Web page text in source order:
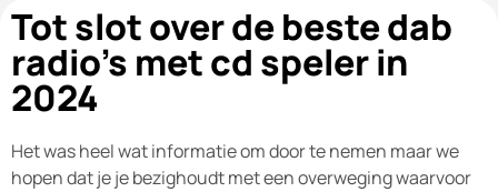
Tot slot over de beste dab
radio's met cd speler in
2024
Het was heel wat informatie om door te nemen maar we
hopen dat je je bezighoudt met een overweging waarvoor